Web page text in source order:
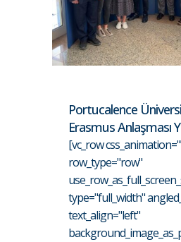
Portucalence
Erasmus Anlaşması
[vc_row
row_type="row"
type="full_width"
text_align="left"